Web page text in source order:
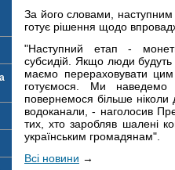
За його словами, наступним
готує рішення щодо
"Наступний етап -
субсидій. Якщо люди
маємо перераховувати
готуємося. Ми
повернемося більше
водоканали, - наголосив
тих, хто заробляв шалені
українським громадянам".
Всі новини →